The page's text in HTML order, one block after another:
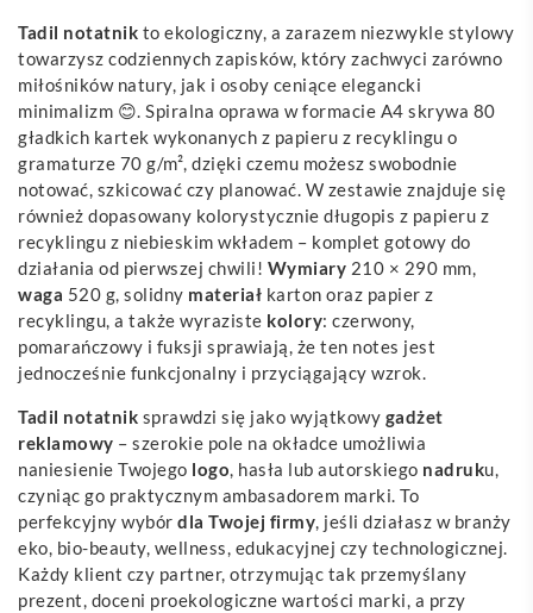
Tadil notatnik to ekologiczny, a zarazem niezwykle stylowy
towarzysz codziennych zapisków, który zachwyci zarówno
miłośników natury, jak i osoby ceniące elegancki
minimalizm 😊. Spiralna oprawa w formacie A4 skrywa 80
gładkich kartek wykonanych z papieru z recyklingu o
gramaturze 70 g/m², dzięki czemu możesz swobodnie
notować, szkicować czy planować. W zestawie znajduje się
również dopasowany kolorystycznie długopis z papieru z
recyklingu z niebieskim wkładem – komplet gotowy do
działania od pierwszej chwili! Wymiary 210 × 290 mm,
waga 520 g, solidny materiał karton oraz papier z
recyklingu, a także wyraziste kolory: czerwony,
pomarańczowy i fuksji sprawiają, że ten notes jest
jednocześnie funkcjonalny i przyciągający wzrok.
Tadil notatnik sprawdzi się jako wyjątkowy gadżet
reklamowy – szerokie pole na okładce umożliwia
naniesienie Twojego logo, hasła lub autorskiego nadruku,
czyniąc go praktycznym ambasadorem marki. To
perfekcyjny wybór dla Twojej firmy, jeśli działasz w branży
eko, bio-beauty, wellness, edukacyjnej czy technologicznej.
Każdy klient czy partner, otrzymując tak przemyślany
prezent, doceni proekologiczne wartości marki, a przy